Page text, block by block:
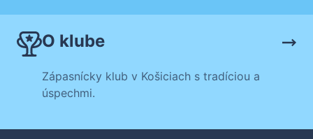
O klube
Zápasnícky klub v Košiciach s tradíciou a
úspechmi.